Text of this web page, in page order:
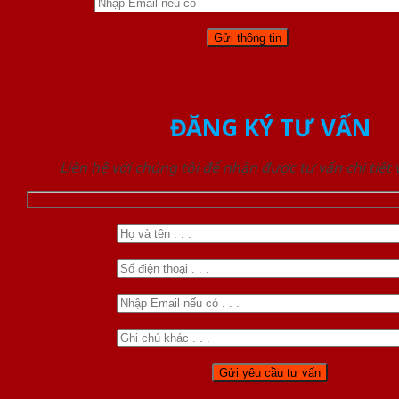
ĐĂNG KÝ TƯ VẤN
Liên hệ với chúng tôi để nhận được tư vấn chi tiết